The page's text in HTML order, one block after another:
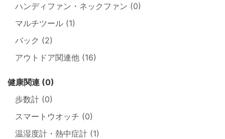
ハンディファン・ネックファン (0)
マルチツール (1)
バック (2)
アウトドア関連他 (16)
健康関連 (0)
歩数計 (0)
スマートウオッチ (0)
温湿度計・熱中症計 (1)